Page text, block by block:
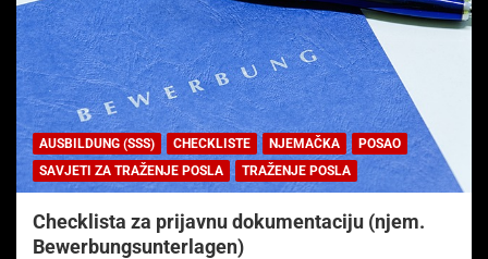
AUSBILDUNG (SSS) CHECKLISTE NJEMAČKA
POSAO
SAVJETI ZA TRAŽENJE POSLA
TRAŽENJE POSLA
Checklista za prijavnu dokumentaciju (njem.
Bewerbungsunterlagen)